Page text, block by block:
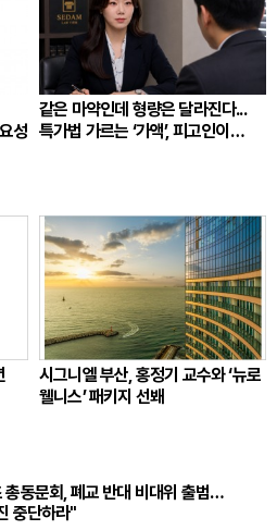
성
같은 마약인데 형량은 달라진다...
특가법 가르는 ‘가액’, 피고인이
시그니엘 부산, 홍정기 교수와 ‘뉴로
웰니스’ 패키지 선봬
총동문회, 폐교 반대 비대위 출범…
중단하라"